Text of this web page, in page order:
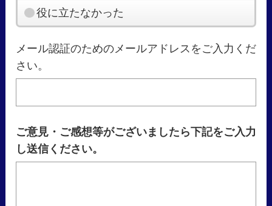
役に立たなかった
メール認証のためのメールアドレスをご入力くだ
さい。
ご意見・ご感想等がございましたら下記をご入力
し送信ください。